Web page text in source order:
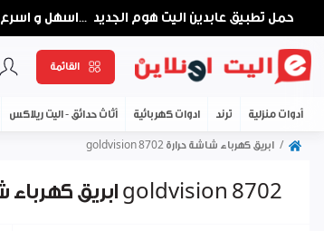
حمل تطبيق عابدين اليت هوم الجديد ...اسهل و اسرع
القائمة
أدوات منزلية ترند ادوات كهربائية أثاث حدائق - اليت ريلاكس
ابريق كهرباء شاشة حرارة goldvision 8702
ابريق كهرباء شاشة حرارة goldvision 8702